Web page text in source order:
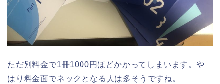
ただ別料金で1冊1000円ほどかかってしまいます。や
はり料金面でネックとなる人は多そうですね。